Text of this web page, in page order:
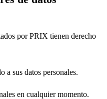
por PRIX tienen derecho
a sus datos personales.
en cualquier momento.